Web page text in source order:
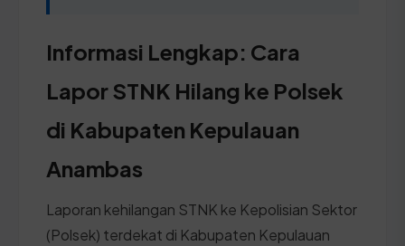
Informasi Lengkap: Cara
Lapor STNK Hilang ke Polsek
di Kabupaten Kepulauan
Anambas
Laporan kehilangan STNK ke Kepolisian Sektor
(Polsek) terdekat di Kabupaten Kepulauan